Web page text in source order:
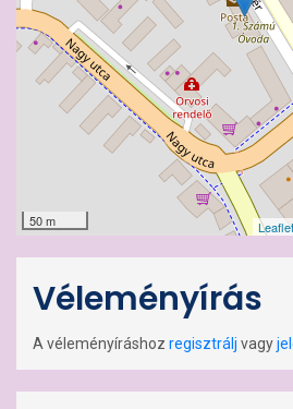
50 m Leaflet
Véleményírás
A véleményíráshoz regisztrálj vagy